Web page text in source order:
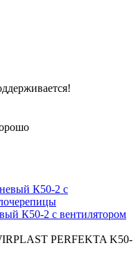
К50-2 с вентилятором
PERFEKTA K50-